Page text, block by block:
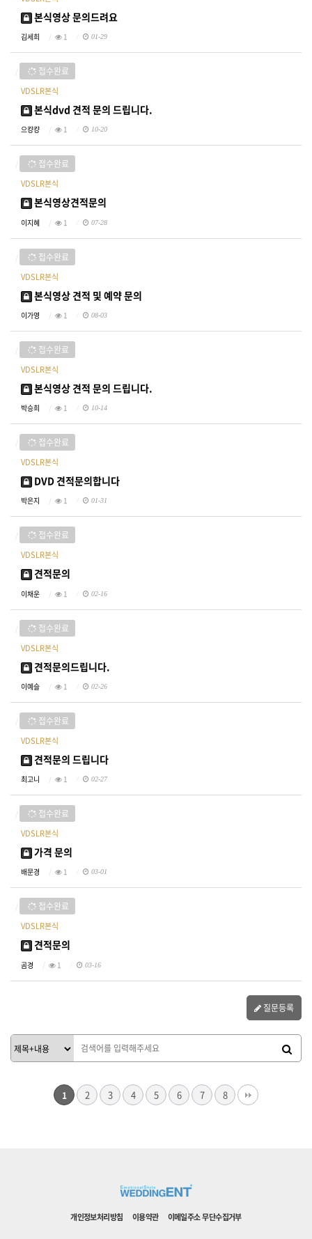
본식영상 문의드려요
김세희 1 01-29
접수완료
VDSLR본식
본식dvd 견적 문의 드립니다.
으컁컁 1 10-20
접수완료
VDSLR본식
본식영상견적문의
이지혜 1 07-28
접수완료
VDSLR본식
본식영상 견적 및 예약 문의
이가영 1 08-03
접수완료
VDSLR본식
본식영상 견적 문의 드립니다.
박승희 1 10-14
접수완료
VDSLR본식
DVD 견적문의합니다
박은지 1 01-31
접수완료
VDSLR본식
견적문의
이채운 1 02-16
접수완료
VDSLR본식
견적문의드립니다.
이예슬 1 02-26
접수완료
VDSLR본식
견적문의 드립니다
최고니 1 02-27
접수완료
VDSLR본식
가격 문의
배문경 1 03-01
접수완료
VDSLR본식
견적문의
곰경 1 03-16
질문등록
1 2 3 4 5 6 7 8
개인정보처리방침 이용약관 이메일주소 무단수집거부